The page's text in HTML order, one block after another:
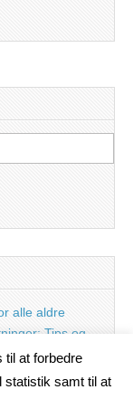
alle aldre
Tips og
til at forbedre
statistik samt til at